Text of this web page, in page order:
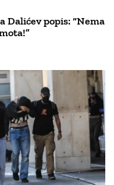
Dalićev popis: “Nema